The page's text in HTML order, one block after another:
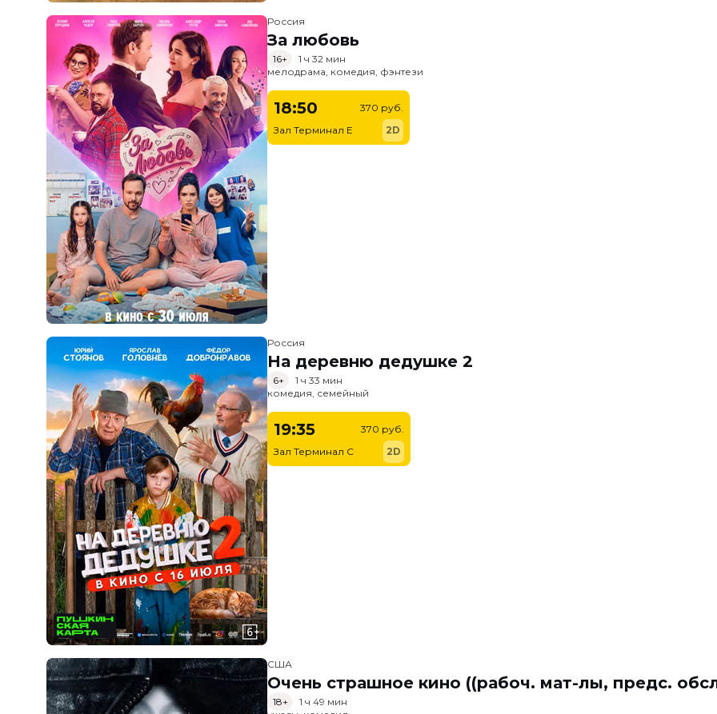
Россия
За любовь
16+
1 ч 32 мин
мелодрама, комедия, фэнтези
18:50
Зал Терминал E
370 руб.
2D
Россия
На деревню дедушке 2
6+
1 ч 33 мин
комедия, семейный
19:35
Зал Терминал C
370 руб.
2D
США
Очень страшное кино ((рабоч. мат-лы, предс.
18+
1 ч 49 мин